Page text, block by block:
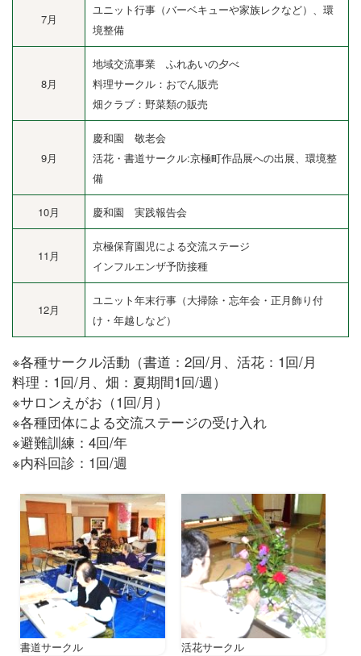
7月
ユニット行事（バーベキューや家族レクなど）、環
境整備
8月
地域交流事業 ふれあいの夕べ
料理サークル：おでん販売
畑クラブ：野菜類の販売
9月
慶和園 敬老会
活花・書道サークル:京極町作品展への出展、環境整
備
10月 慶和園 実践報告会
11月
京極保育園児による交流ステージ
インフルエンザ予防接種
12月
ユニット年末行事（大掃除・忘年会・正月飾り付
け・年越しなど）
※各種サークル活動（書道：2回/月、活花：1回/月
料理：1回/月、畑：夏期間1回/週）
※サロンえがお（1回/月）
※各種団体による交流ステージの受け入れ
※避難訓練：4回/年
※内科回診：1回/週
書道サークル 活花サークル